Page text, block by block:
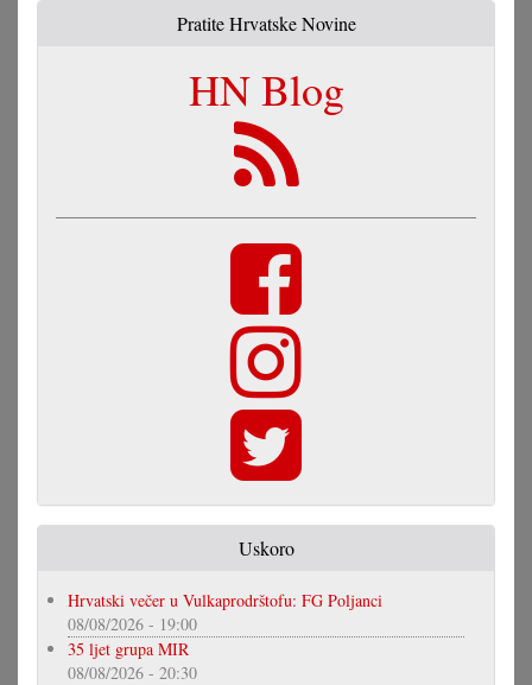
Pratite Hrvatske Novine
HN Blog
Uskoro
Hrvatski večer u Vulkaprodrštofu: FG Poljanci
08/08/2026 - 19:00
35 ljet grupa MIR
08/08/2026 - 20:30